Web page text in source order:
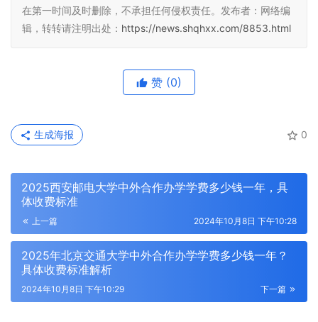
在第一时间及时删除，不承担任何侵权责任。发布者：网络编
辑，转转请注明出处： https://news.shqhxx.com/8853.html
赞 (0)
0
生成海报
2025西安邮电大学中外合作办学学费多少钱一年，具
体收费标准
上一篇 2024年10月8日 下午10:28
2025年北京交通大学中外合作办学学费多少钱一年？
具体收费标准解析
下一篇
2024年10月8日 下午10:29